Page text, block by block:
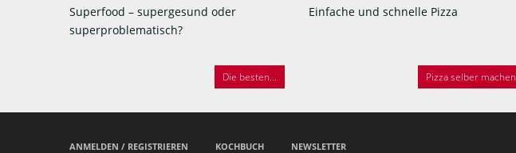
Superfood – supergesund oder
superproblematisch?
Die besten...
Einfache und schnelle Pizza
Pizza selber machen
ANMELDEN / REGISTRIEREN KOCHBUCH NEWSLETTER